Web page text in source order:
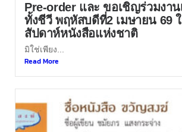
Pre-order และ ขอเชิญร่วมงา
ทั้งชีวี พฤหัสบดีที่2 เมษายน 69
สัปดาห์หนังสือแห่งชาติ
มิใช่เพียง...
Read More